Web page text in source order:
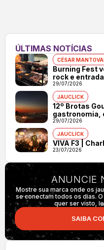
ÚLTIMAS NOTÍCIAS
CÉSAR
Burning Fest
rock e
29/07/2026
JAUCLICK
12º Brotas
gastronomia,
29/07/2026
JAUCLICK
VIVA F3 |
23/07/2026
ANUNCIE
Mostre sua marca onde os
se conectam todos os dias.
quer ser visto,
SAIBA